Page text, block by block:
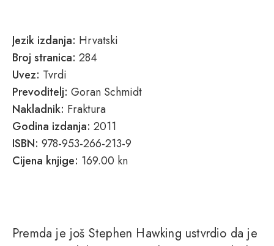
Jezik izdanja: Hrvatski
Broj stranica: 284
Uvez: Tvrdi
Prevoditelj: Goran Schmidt
Nakladnik: Fraktura
Godina izdanja: 2011
ISBN: 978-953-266-213-9
Cijena knjige: 169.00 kn
Premda je još Stephen Hawking ustvrdio da je